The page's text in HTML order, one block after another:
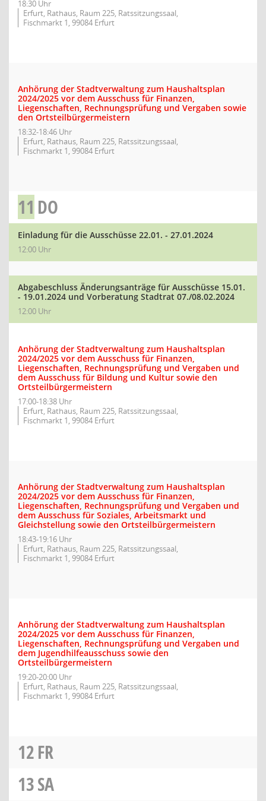
18:30 Uhr
Erfurt, Rathaus, Raum 225, Ratssitzungssaal,
Fischmarkt 1, 99084 Erfurt
Anhörung der Stadtverwaltung zum Haushaltsplan
2024/2025 vor dem Ausschuss für Finanzen,
Liegenschaften, Rechnungsprüfung und Vergaben sowie
den Ortsteilbürgermeistern
18:32-18:46 Uhr
Erfurt, Rathaus, Raum 225, Ratssitzungssaal,
Fischmarkt 1, 99084 Erfurt
11 DO
Einladung für die Ausschüsse 22.01. - 27.01.2024
12:00 Uhr
Abgabeschluss Änderungsanträge für Ausschüsse 15.01.
- 19.01.2024 und Vorberatung Stadtrat 07./08.02.2024
12:00 Uhr
Anhörung der Stadtverwaltung zum Haushaltsplan
2024/2025 vor dem Ausschuss für Finanzen,
Liegenschaften, Rechnungsprüfung und Vergaben und
dem Ausschuss für Bildung und Kultur sowie den
Ortsteilbürgermeistern
17:00-18:38 Uhr
Erfurt, Rathaus, Raum 225, Ratssitzungssaal,
Fischmarkt 1, 99084 Erfurt
Anhörung der Stadtverwaltung zum Haushaltsplan
2024/2025 vor dem Ausschuss für Finanzen,
Liegenschaften, Rechnungsprüfung und Vergaben und
dem Ausschuss für Soziales, Arbeitsmarkt und
Gleichstellung sowie den Ortsteilbürgermeistern
18:43-19:16 Uhr
Erfurt, Rathaus, Raum 225, Ratssitzungssaal,
Fischmarkt 1, 99084 Erfurt
Anhörung der Stadtverwaltung zum Haushaltsplan
2024/2025 vor dem Ausschuss für Finanzen,
Liegenschaften, Rechnungsprüfung und Vergaben und
dem Jugendhilfeausschuss sowie den
Ortsteilbürgermeistern
19:20-20:00 Uhr
Erfurt, Rathaus, Raum 225, Ratssitzungssaal,
Fischmarkt 1, 99084 Erfurt
12FR
13SA